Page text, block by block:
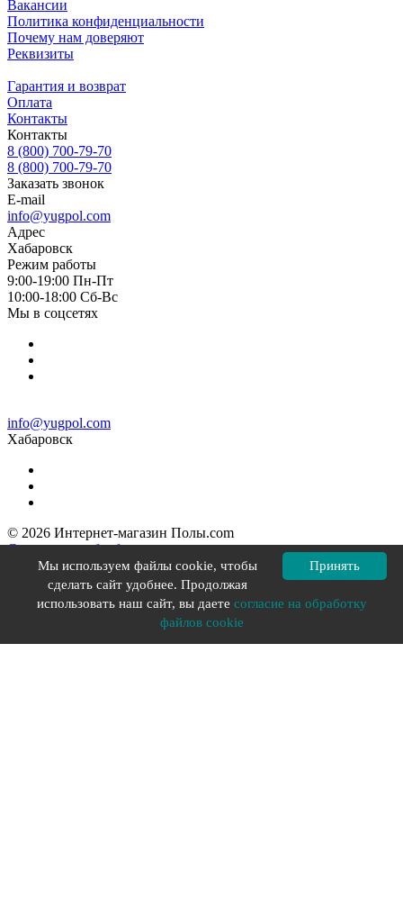
Вакансии
Политика конфиденциальности
Почему нам доверяют
Реквизиты
Гарантия и возврат
Оплата
Контакты
Контакты
8 (800) 700-79-70
8 (800) 700-79-70
Заказать звонок
E-mail
info@yugpol.com
Адрес
Хабаровск
Режим работы
9:00-19:00 Пн-Пт
10:00-18:00 Cб-Вс
Мы в соцсетях
info@yugpol.com
Хабаровск
© 2026 Интернет-магазин Полы.com
Согласие на обработку персональных данных
Политика конфиденциальности
Политика в отношении файлов cookie
Разработка сайта YOU-X
Принять
Мы используем файлы cookie, чтобы
сделать сайт удобнее. Продолжая
использовать наш сайт, вы даете согласие на обработку
файлов cookie